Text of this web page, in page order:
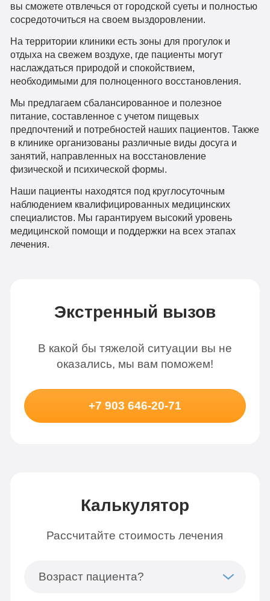
вы сможете отвлечься от городской суеты и полностью
сосредоточиться на своем выздоровлении.
На территории клиники есть зоны для прогулок и
отдыха на свежем воздухе, где пациенты могут
наслаждаться природой и спокойствием,
необходимыми для полноценного восстановления.
Мы предлагаем сбалансированное и полезное
питание, составленное с учетом пищевых
предпочтений и потребностей наших пациентов. Также
в клинике организованы различные виды досуга и
занятий, направленных на восстановление
физической и психической формы.
Наши пациенты находятся под круглосуточным
наблюдением квалифицированных медицинских
специалистов. Мы гарантируем высокий уровень
медицинской помощи и поддержки на всех этапах
лечения.
Экстренный вызов
В какой бы тяжелой ситуации вы не
оказались, мы вам поможем!
+7 903 646-20-71
Калькулятор
Рассчитайте стоимость лечения
Возраст пациента?